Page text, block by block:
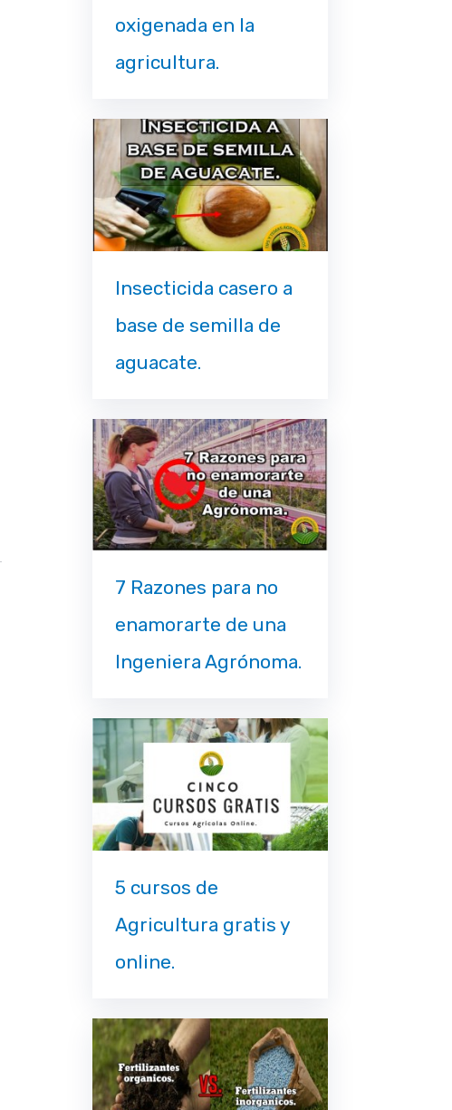
oxigenada en la
agricultura.
Insecticida casero a
base de semilla de
aguacate.
7 Razones para no
enamorarte de una
Ingeniera Agrónoma.
5 cursos de
Agricultura gratis y
online.